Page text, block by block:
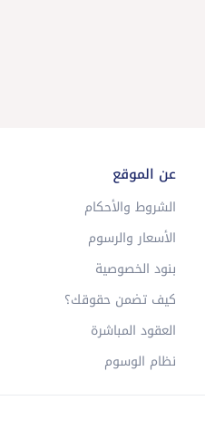
عن الموقع
الشروط والأحكام
الأسعار والرسوم
بنود الخصوصية
كيف تضمن حقوقك؟
العقود المباشرة
نظام الوسوم